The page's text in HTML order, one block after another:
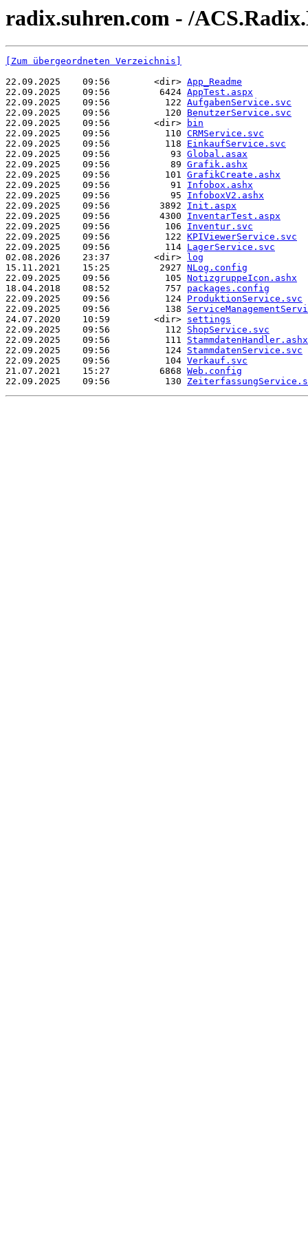
radix.suhren.com - /
[Zum übergeordneten Verzeichnis]
22.09.2025    09:56        <dir> App_Readme
22.09.2025    09:56         6424 AppTest.aspx
22.09.2025    09:56          122 AufgabenService.svc
22.09.2025    09:56          120 BenutzerService.svc
22.09.2025    09:56        <dir>
bin
22.09.2025    09:56          110 CRMService.svc
22.09.2025    09:56          118 EinkaufService.svc
22.09.2025    09:56           93 Global.asax
22.09.2025    09:56           89 Grafik.ashx
22.09.2025    09:56          101 GrafikCreate.ashx
22.09.2025    09:56           91 Infobox.ashx
22.09.2025    09:56           95 InfoboxV2.ashx
22.09.2025    09:56         3892 Init.aspx
22.09.2025    09:56         4300 InventarTest.aspx
22.09.2025    09:56          106 Inventur.svc
22.09.2025    09:56          122 KPIViewerService.svc
22.09.2025    09:56          114 LagerService.svc
02.08.2026    23:37        <dir>
log
15.11.2021    15:25         2927 NLog.config
22.09.2025    09:56          105 NotizgruppeIcon.ashx
18.04.2018    08:52          757 packages.config
22.09.2025    09:56          124 ProduktionService.svc
22.09.2025    09:56          138
24.07.2020    10:59        <dir> settings
22.09.2025    09:56          112 ShopService.svc
22.09.2025    09:56          111 StammdatenHandler.ashx
22.09.2025    09:56          124 StammdatenService.svc
22.09.2025    09:56          104 Verkauf.svc
21.07.2021    15:27         6868 Web.config
22.09.2025    09:56          130